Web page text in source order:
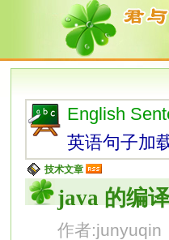
English
英语句子加
技术文章
java 的编
作者:junyuqin